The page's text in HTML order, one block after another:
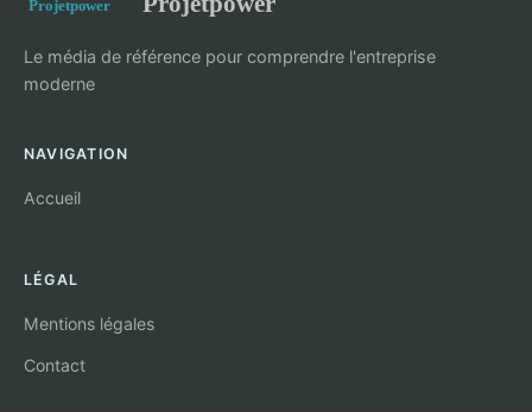
Le média de référence pour comprendre l'entreprise
moderne
NAVIGATION
Accueil
LÉGAL
Mentions légales
Contact